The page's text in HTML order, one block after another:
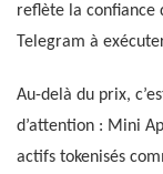
reflète la confiance
Telegram à
Au-delà du prix,
d’attention : Mini
actifs tokenisés